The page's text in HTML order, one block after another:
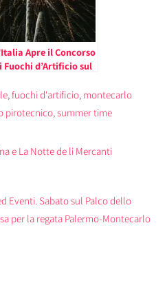
Apre il Concorso
Fuochi d’Artificio sul
, fuochi d'artificio, montecarlo
pirotecnico, summer time
e La Notte de li Mercanti
Eventi. Sabato sul Palco dello
per la regata Palermo-Montecarlo